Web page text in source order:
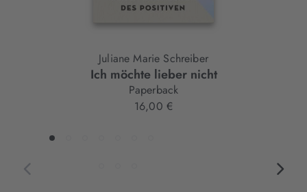
Juliane Marie Schreiber
Ich möchte lieber nicht
Paperback
16,00 €